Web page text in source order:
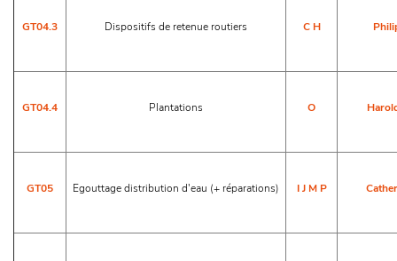
GT04.3 Dispositifs de retenue routiers C H
GT04.4 Plantations O
GT05 Egouttage distribution d'eau (+ réparations) I J M P